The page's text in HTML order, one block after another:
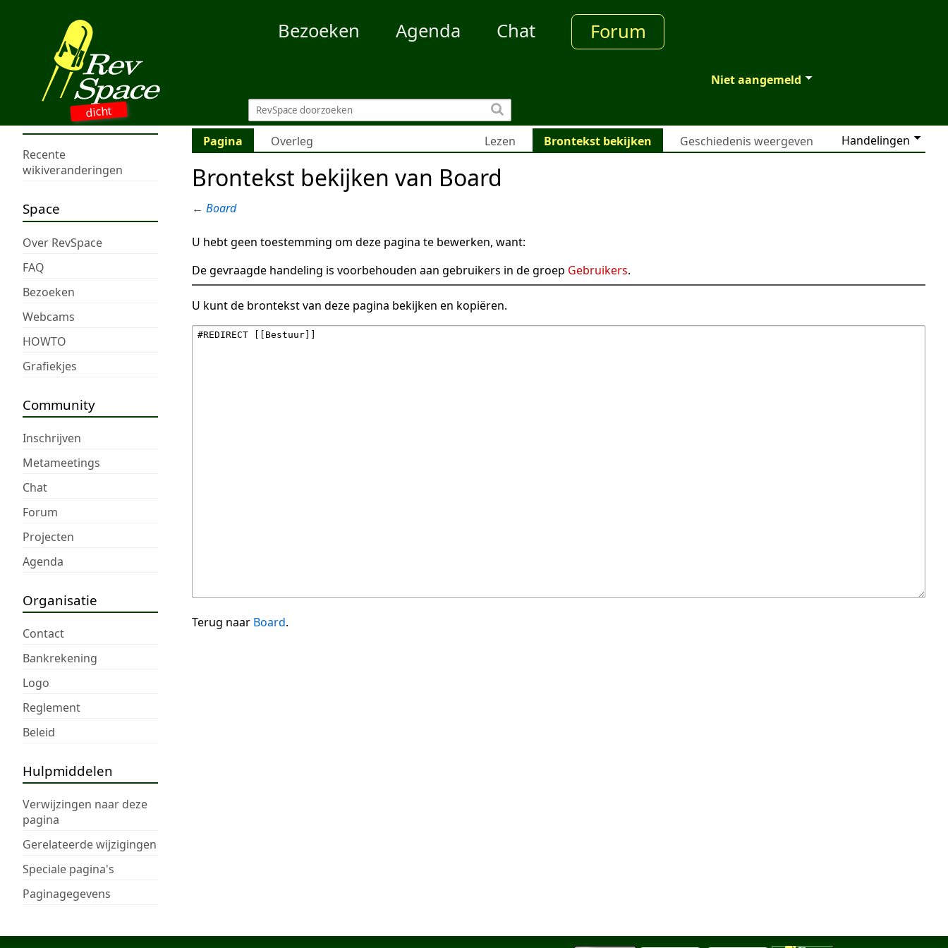
dicht
Bezoeken Agenda Chat Forum
Niet aangemeld
Recente
wikiveranderingen
Space
Over RevSpace
FAQ
Bezoeken
Webcams
HOWTO
Grafiekjes
Community
Inschrijven
Metameetings
Chat
Forum
Projecten
Agenda
Organisatie
Contact
Bankrekening
Logo
Reglement
Beleid
Hulpmiddelen
Verwijzingen naar deze
pagina
Gerelateerde wijzigingen
Speciale pagina's
Paginagegevens
Pagina Overleg Handelingen
Lezen Brontekst bekijken Geschiedenis weergeven
Brontekst bekijken van Board
← Board
U hebt geen toestemming om deze pagina te bewerken, want:
De gevraagde handeling is voorbehouden aan gebruikers in de groep Gebruikers.
U kunt de brontekst van deze pagina bekijken en kopiëren.
Terug naar Board.